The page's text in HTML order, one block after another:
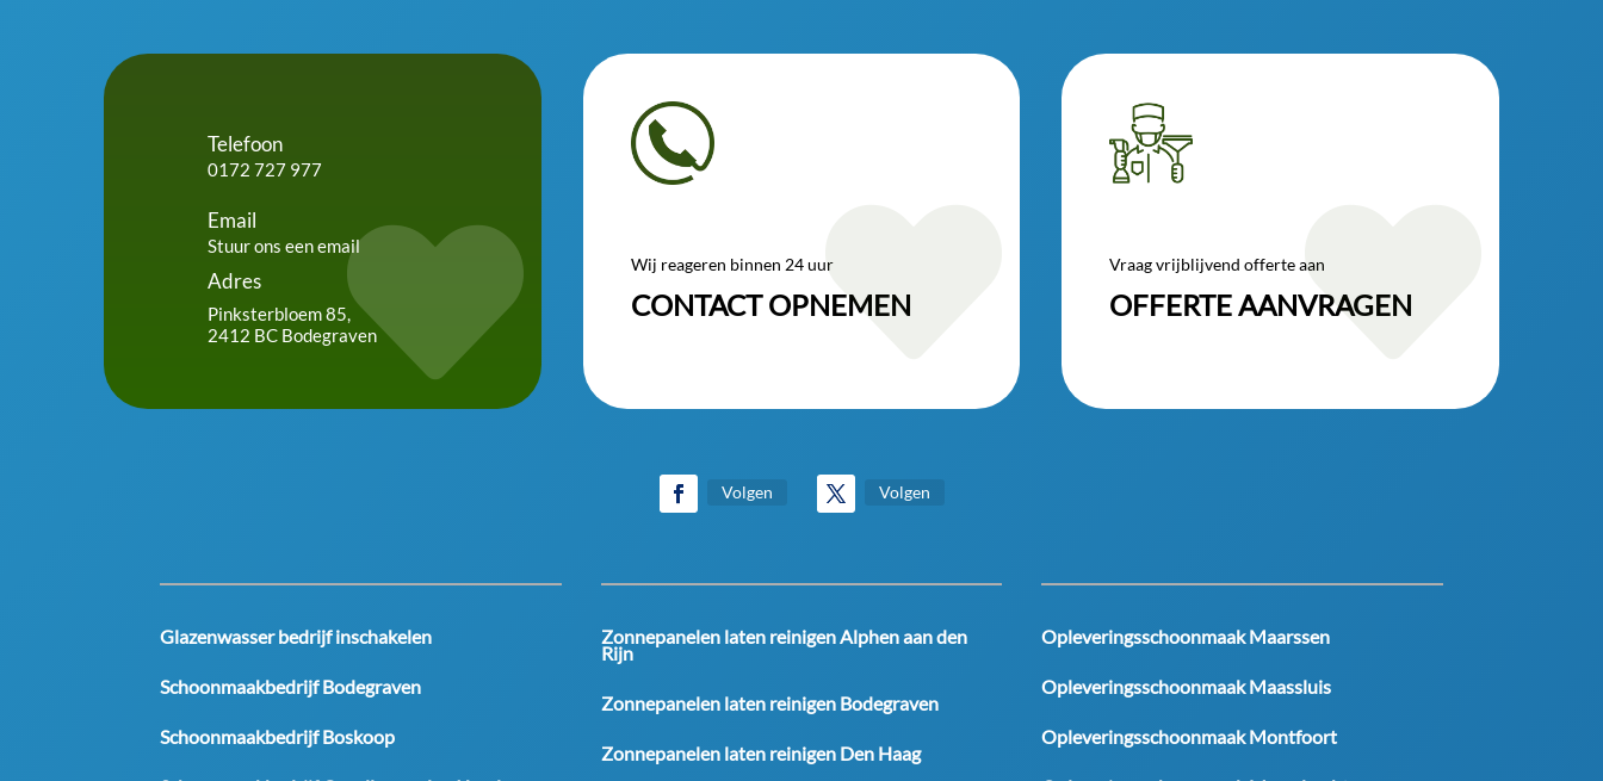
Telefoon
0172 727 977
Email
Stuur ons een email
Adres
Pinksterbloem 85,
2412 BC Bodegraven Wij reageren binnen 24 uur
CONTACT OPNEMEN
 Vraag vrijblijvend offerte aan
OFFERTE AANVRAGEN

Volgen Volgen
Glazenwasser bedrijf inschakelen
Schoonmaakbedrijf Bodegraven
Schoonmaakbedrijf Boskoop
Zonnepanelen laten reinigen Alphen aan den
Rijn
Zonnepanelen laten reinigen Bodegraven
Zonnepanelen laten reinigen Den Haag
Opleveringsschoonmaak Maarssen
Opleveringsschoonmaak Maassluis
Opleveringsschoonmaak Montfoort